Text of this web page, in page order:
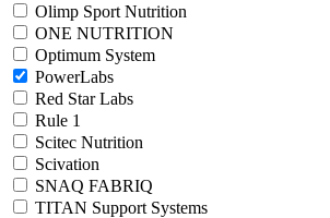
Olimp Sport Nutrition
ONE NUTRITION
Optimum System
PowerLabs
Red Star Labs
Rule 1
Scitec Nutrition
Scivation
SNAQ FABRIQ
TITAN Support Systems